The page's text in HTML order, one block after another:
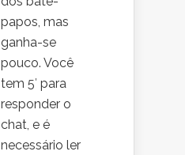
papos, mas
ganha-se
pouco. Você
tem 5′ para
responder o
chat, e é
necessário ler